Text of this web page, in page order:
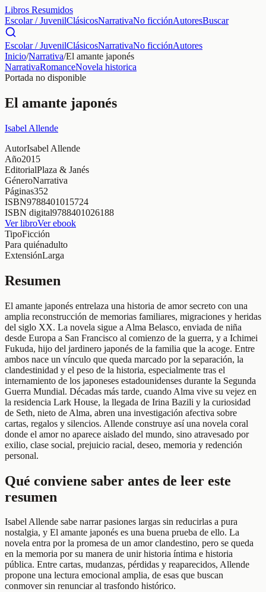
Libros Resumidos
Escolar / JuvenilClásicosNarrativaNo ficciónAutoresBuscar
Escolar / JuvenilClásicosNarrativaNo ficciónAutores
Inicio/Narrativa/El amante japonés
NarrativaRomanceNovela historica
Portada no disponible
El amante japonés
Isabel Allende
AutorIsabel Allende
Año2015
EditorialPlaza & Janés
GéneroNarrativa
Páginas352
ISBN9788401015724
ISBN digital9788401026188
Ver libroVer ebook
TipoFicción
Para quiénadulto
ExtensiónLarga
Resumen
El amante japonés entrelaza una historia de amor secreto con una
amplia reconstrucción de memorias familiares, migraciones y heridas
del siglo XX. La novela sigue a Alma Belasco, enviada de niña
desde Europa a San Francisco al comienzo de la guerra, y a Ichimei
Fukuda, hijo del jardinero japonés de la familia que la acoge. Entre
ambos nace un vínculo que queda marcado por la separación, la
clandestinidad y el peso de la historia, especialmente tras el
internamiento de los japoneses estadounidenses durante la Segunda
Guerra Mundial. Décadas más tarde, cuando Alma vive su vejez en
la residencia Lark House, la llegada de Irina Bazili y la curiosidad
de Seth, nieto de Alma, abren una investigación afectiva sobre
cartas, regalos y silencios. Allende construye así una novela coral
donde el amor no aparece aislado del mundo, sino atravesado por
exilio, clase social, prejuicio racial, deseo, memoria y redención
personal.
Qué conviene saber antes de leer este
resumen
Isabel Allende sabe narrar pasiones largas sin reducirlas a pura
nostalgia, y El amante japonés es una buena prueba de ello. La
novela entra por la promesa de un amor clandestino, pero se queda
en la memoria por su manera de unir historia íntima e historia
pública. Entre cartas, mudanzas, pérdidas y reaparecidos, Allende
propone una lectura emocional amplia, de esas que buscan
conmover sin renunciar al trasfondo histórico.